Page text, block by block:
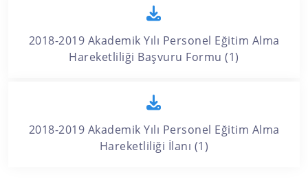
2018-2019 Akademik Yılı Personel Eğitim Alma
Hareketliliği Başvuru Formu (1)
2018-2019 Akademik Yılı Personel Eğitim Alma
Hareketliliği İlanı (1)